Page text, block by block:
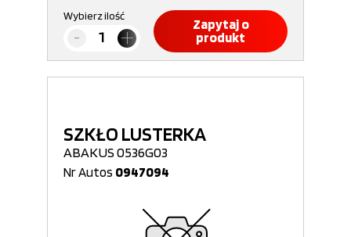
Wybierz ilość
Zapytaj o
produkt
SZKŁO LUSTERKA
ABAKUS 0536G03
Nr Autos 0947094